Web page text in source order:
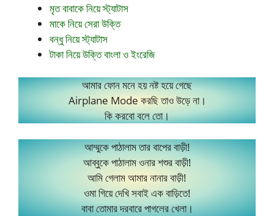
মৃত বাবাকে নিয়ে স্ট্যাটাস
মাকে নিয়ে সেরা উক্তি
বন্ধু নিয়ে স্ট্যাটাস
টাকা নিয়ে উক্তি বাংলা ও ইংরেজি
আমার ফোন মনে হয় নষ্ট হয়ে গেছে
Airplane Mode করছি তাও উড়ে না।
কি করবো বলে তো।
আম্মুকে পাঠালাম তার বাপের বাড়ী!
আব্বুকে পাঠালাম ওনার শশুর বাড়ী!
আমি গেলাম আমার নানার বাড়ী!
ওমা গিয়ে দেখি সবাই এক বাড়িতে!
বাবা তোমার দরবারে পাগলের খেলা।